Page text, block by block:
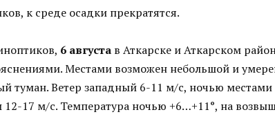
к среде осадки прекратятся.
6 августа в Аткарске и Аткарском
Местами возможен небольшой и
туман. Ветер западный 6-11 м/с, ночью
17 м/с. Температура ночью +6…+11°, на